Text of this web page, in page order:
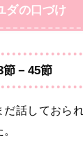
の口づけ
－45節
話しておら